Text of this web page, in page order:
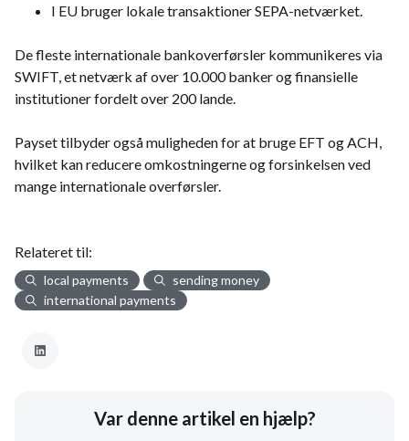
I EU bruger lokale transaktioner SEPA-netværket.
De fleste internationale bankoverførsler kommunikeres via
SWIFT, et netværk af over 10.000 banker og finansielle
institutioner fordelt over 200 lande.
Payset tilbyder også muligheden for at bruge EFT og ACH,
hvilket kan reducere omkostningerne og forsinkelsen ved
mange internationale overførsler.
Relateret til:
local payments
sending money
international payments
Var denne artikel en hjælp?